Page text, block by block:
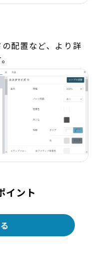
配置など、より詳
イント